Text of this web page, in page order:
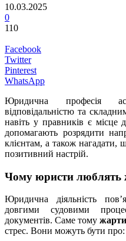
10.03.2025
0
110
Facebook
Twitter
Pinterest
WhatsApp
Юридична професія
відповідальністю та
навіть у правників є місце
допомагають розрядити
клієнтам, а також нагадати,
позитивний настрій.
Чому юристи люблять
Юридична діяльність
довгими судовими
документів. Саме томужарти
стрес. Вони можуть бути про: